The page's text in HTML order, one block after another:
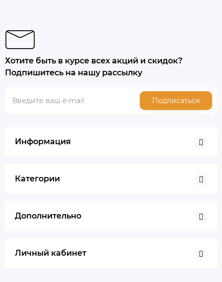
Хотите быть в курсе всех акций и скидок?
Подпишитесь на нашу рассылку
Подписаться
Информация
Категории
Дополнительно
Личный кабинет